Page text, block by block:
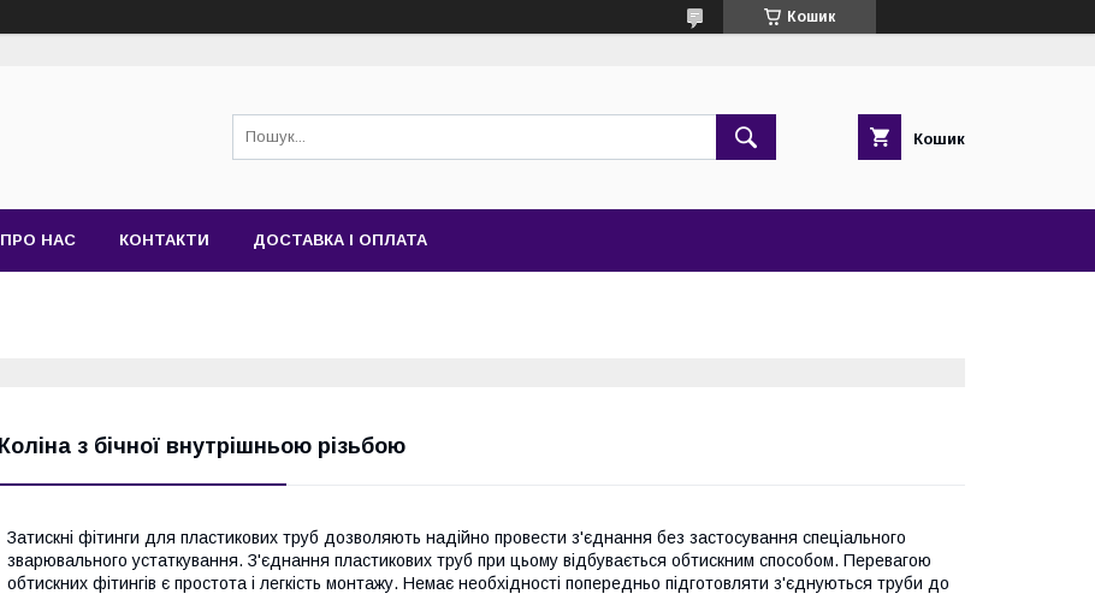
Кошик
Кошик
ПРО НАС КОНТАКТИ ДОСТАВКА І ОПЛАТА
Коліна з бічної внутрішньою різьбою
Затискні фітинги для пластикових труб дозволяють надійно провести з'єднання без застосування спеціального
зварювального устаткування. З'єднання пластикових труб при цьому відбувається обтискним способом. Перевагою
обтискних фітингів є простота і легкість монтажу. Немає необхідності попередньо підготовляти з'єднуються труби до